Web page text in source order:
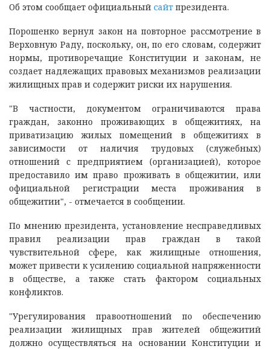
Об этом сообщает официальный сайт президента.
Порошенко вернул закон на повторное рассмотрение в
Верховную Раду, поскольку, он, по его словам, содержит
нормы, противоречащие Конституции и законам, не
создает надлежащих правовых механизмов реализации
жилищных прав и содержит риски их нарушения.
"В частности, документом ограничиваются права
граждан, законно проживающих в общежитиях, на
приватизацию жилых помещений в общежитиях в
зависимости от наличия трудовых (служебных)
отношений с предприятием (организацией), которое
предоставило им право проживать в общежитии, или
официальной регистрации места проживания в
общежитии", - отмечается в сообщении.
По мнению президента, установление несправедливых
правил реализации прав граждан в такой
чувствительной сфере, как жилищные отношения,
может привести к усилению социальной напряженности
в обществе, а также стать фактором социальных
конфликтов.
"Урегулирования правоотношений по обеспечению
реализации жилищных прав жителей общежитий
должно осуществляться на основании Конституции и